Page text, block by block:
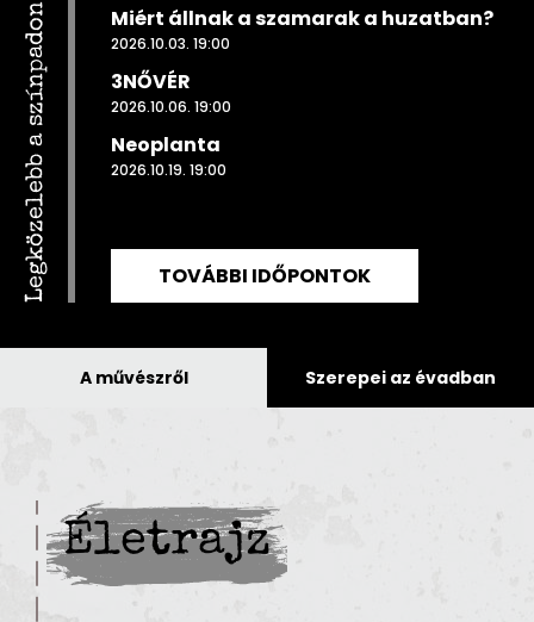
Legközelebb a színpadon Miért állnak a szamarak a huzatban?
2026.10.03. 19:00
3NŐVÉR
2026.10.06. 19:00
Neoplanta
2026.10.19. 19:00
TOVÁBBI IDŐPONTOK
A művészről Szerepei az évadban
Életrajz